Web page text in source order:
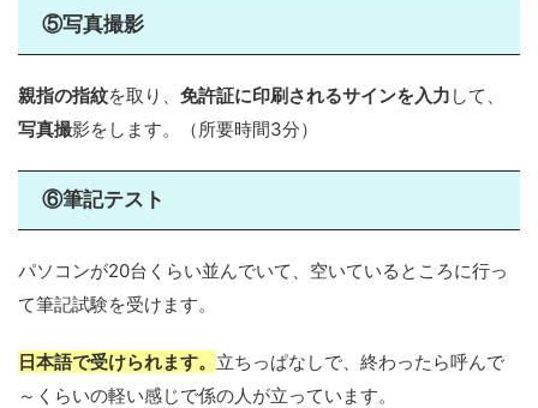
⑤写真撮影
親指の指紋を取り、 免許証に印刷されるサインを入力 して、
写真撮影をします。（所要時間3分）
⑥筆記テスト
パソコンが20台くらい並んでいて、空いているところに行っ
て筆記試験を受けます。
日本語で受けられます。 立ちっぱなしで、終わったら呼んで
～くらいの軽い感じで係の人が立っています。